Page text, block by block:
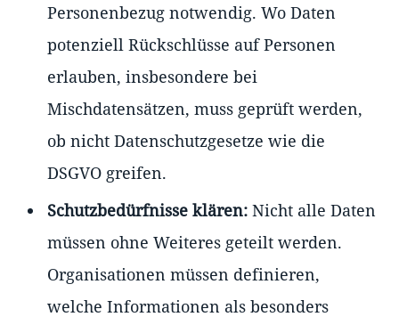
Personenbezug notwendig. Wo Daten
potenziell Rückschlüsse auf Personen
erlauben, insbesondere bei
Mischdatensätzen, muss geprüft werden,
ob nicht Datenschutzgesetze wie die
DSGVO greifen.
Schutzbedürfnisse klären: Nicht alle Daten
müssen ohne Weiteres geteilt werden.
Organisationen müssen definieren,
welche Informationen als besonders